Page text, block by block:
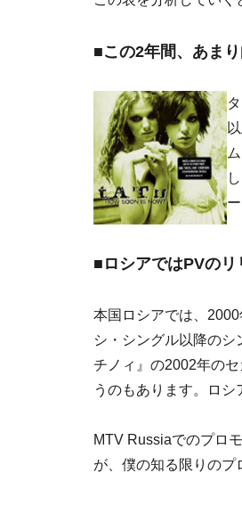
■この2年間、あま
■ ロシアではPVのリ
本国ロシアでは、
シ・シングル以降の
チノィ』の2002年の
うのもあります。ロシ
MTV Russiaでのプロ
が、僕の知る限りのプ